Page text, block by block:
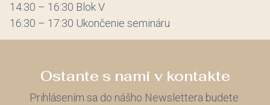
14:30 – 16:30 Blok V
16:30 – 17:30 Ukončenie semináru
Ostante s nami v kontakte
Prihlásením sa do nášho Newslettera budete